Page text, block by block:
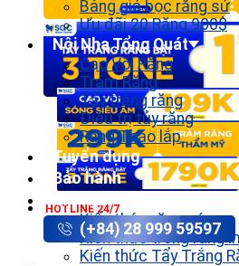
HOTLINE 24/7
(+84) 28 999 59597
Bảng giá bọc răng sứ
Ưu đãi 20 Răng 900$
Nội Nha Tổng Quát
Cạo Vôi Răng
Trám Răng
Tẩy trắng răng
Điều trị tủy răng
Răng Tháo lắp
Tuyển dụng
Bảo hành
Kiến thức răng sứ
Kiến thức trồng răng
Kiến thức Tẩy Trắng